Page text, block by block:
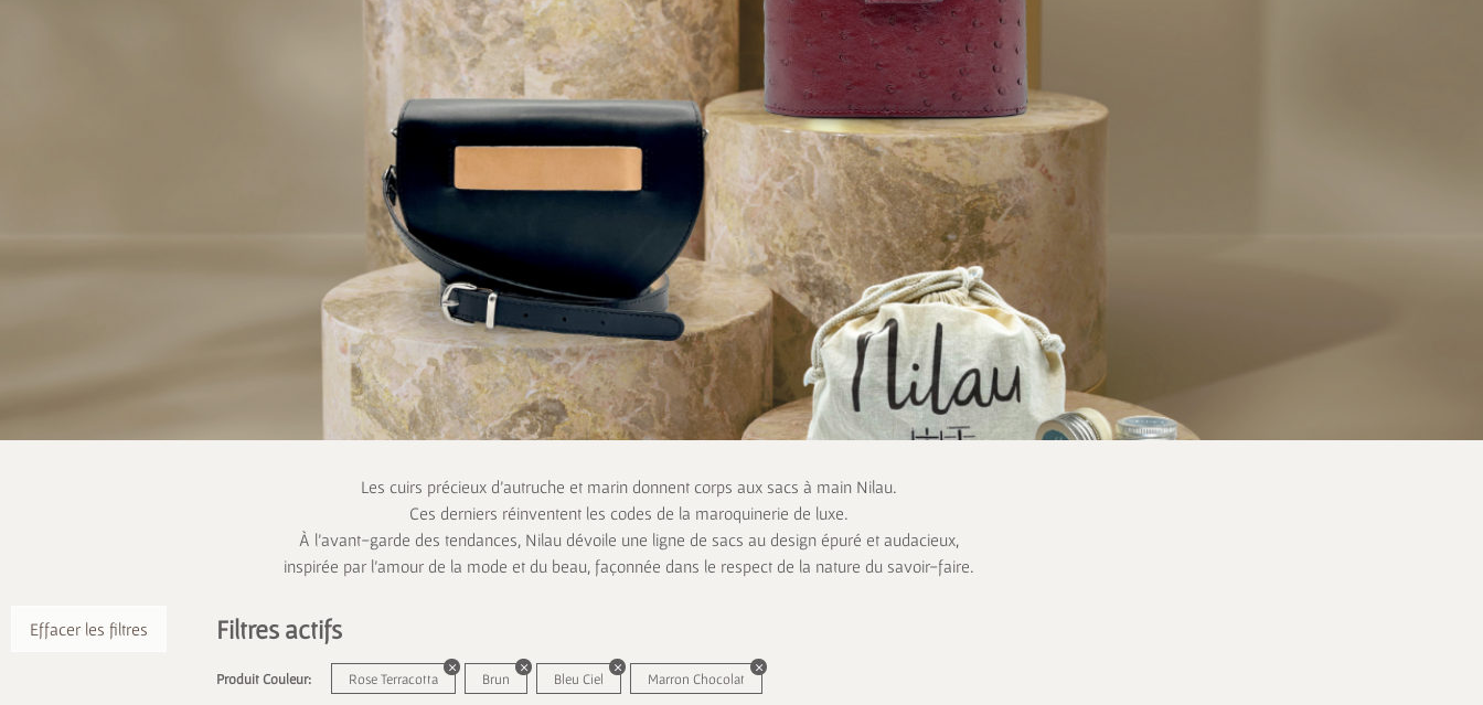
Les cuirs précieux d’autruche et marin donnent corps aux sacs à main Nilau.
Ces derniers réinventent les codes de la maroquinerie de luxe.
À l’avant-garde des tendances, Nilau dévoile une ligne de sacs au design épuré et audacieux,
inspirée par l’amour de la mode et du beau, façonnée dans le respect de la nature du savoir-faire.
Effacer les filtres Filtres actifs
Produit Couleur: Rose Terracotta Brun Bleu Ciel Marron Chocolat